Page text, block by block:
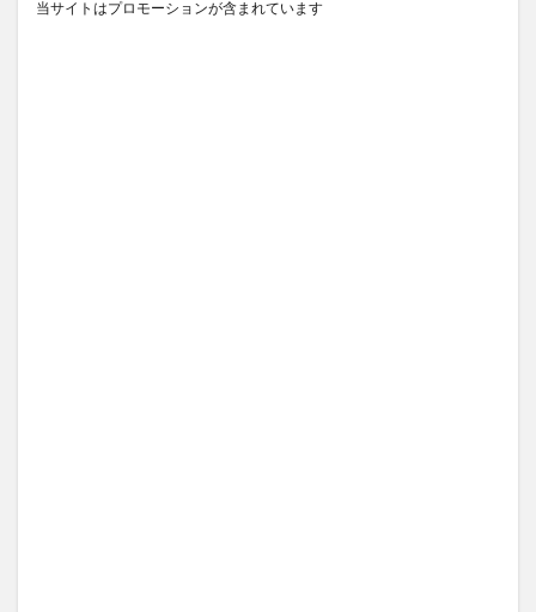
当サイトはプロモーションが含まれています